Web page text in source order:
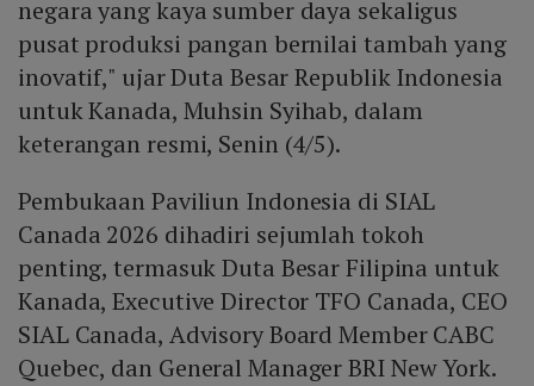
negara yang kaya sumber daya sekaligus
pusat produksi pangan bernilai tambah yang
inovatif," ujar Duta Besar Republik Indonesia
untuk Kanada, Muhsin Syihab, dalam
keterangan resmi, Senin (4/5).
Pembukaan Paviliun Indonesia di SIAL
Canada 2026 dihadiri sejumlah tokoh
penting, termasuk Duta Besar Filipina untuk
Kanada, Executive Director TFO Canada, CEO
SIAL Canada, Advisory Board Member CABC
Quebec, dan General Manager BRI New York.